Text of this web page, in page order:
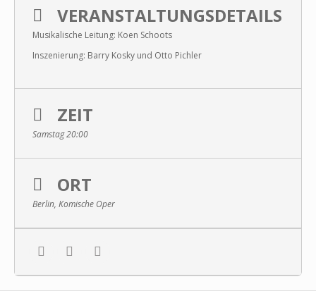
VERANSTALTUNGSDETAILS
Musikalische Leitung: Koen Schoots
Inszenierung: Barry Kosky und Otto Pichler
ZEIT
Samstag 20:00
ORT
Berlin, Komische Oper